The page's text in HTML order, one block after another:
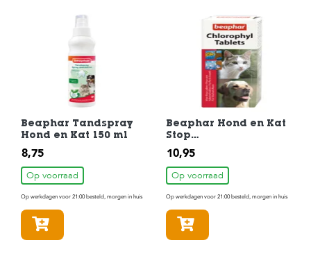
Beaphar Tandspray
Hond en Kat 150 ml
8,75
Op voorraad
Op werkdagen voor 21:00 besteld, morgen in huis
Beaphar Hond en Kat
Stop
Chlorophyltabletten
30 st
10,95
Op voorraad
Op werkdagen voor 21:00 besteld, morgen in huis